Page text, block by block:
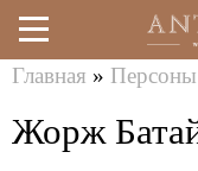
Перейти
к
здесь
Главная » Персоны
Жорж